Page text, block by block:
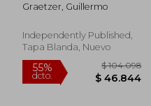
composición e
instrumental y un
apéndice con 8
Graetzer, Guillermo
Independently Published,
Tapa Blanda, Nuevo